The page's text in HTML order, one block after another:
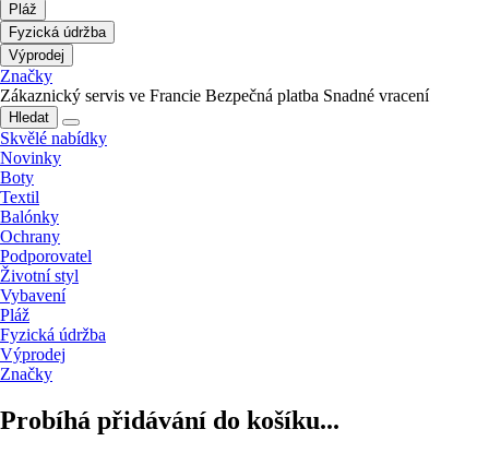
Pláž
Fyzická údržba
Výprodej
Značky
Zákaznický servis ve Francie Bezpečná platba Snadné vracení
Hledat
Skvělé nabídky
Novinky
Boty
Textil
Balónky
Ochrany
Podporovatel
Životní styl
Vybavení
Pláž
Fyzická údržba
Výprodej
Značky
Probíhá přidávání do košíku...